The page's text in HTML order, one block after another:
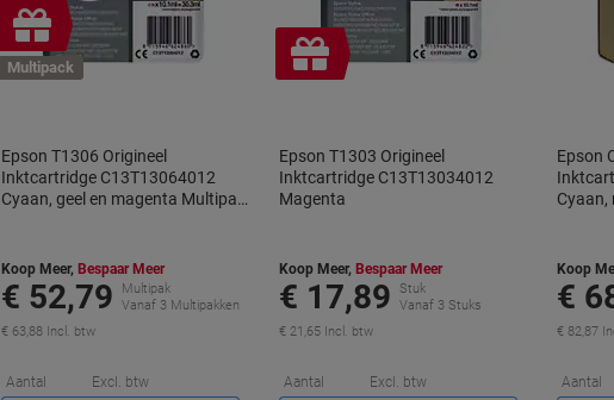
Geschenk
Multipack
Epson T1306 Origineel
Inktcartridge C13T13064012
Cyaan, geel en magenta Multipack
Koop Meer, Bespaar Meer
€ 52,79
Multipak
Vanaf 3 Multipakken
€ 63,88 Incl. btw
Aantal Excl. btw Korting
Geschenk
Epson T1303 Origineel
Inktcartridge C13T13034012
Magenta
Koop Meer, Bespaar Meer
€ 17,89
Stuk
Vanaf 3 Stuks
€ 21,65 Incl. btw
Aantal Excl. btw Korting
Epson
Cyaan,
Koop
€
€ 82,87
Aantal